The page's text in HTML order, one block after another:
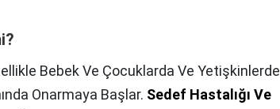
Bebek Ve Çocuklarda Ve Yetişkinlerde
Onarmaya Başlar. Sedef Hastalığı Ve